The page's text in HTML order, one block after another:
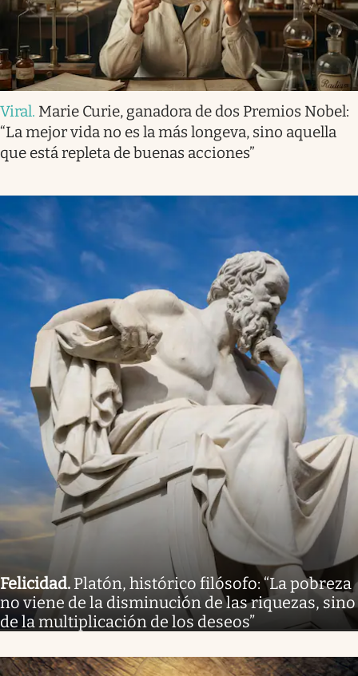
Viral. Marie Curie, ganadora de dos Premios Nobel:
“La mejor vida no es la más longeva, sino aquella
que está repleta de buenas acciones”
Felicidad. Platón, histórico filósofo: “La pobreza
no viene de la disminución de las riquezas, sino
de la multiplicación de los deseos”